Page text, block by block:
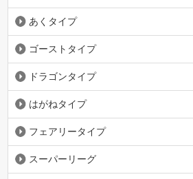
あくタイプ
ゴーストタイプ
ドラゴンタイプ
はがねタイプ
フェアリータイプ
スーパーリーグ